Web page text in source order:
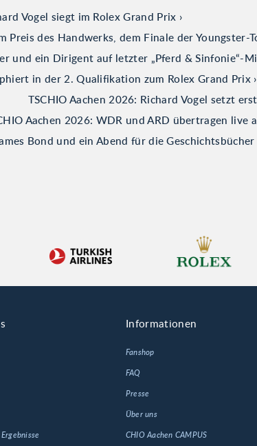
Vogel siegt im Rolex Grand Prix
Preis des Handwerks, dem Finale der Youngster-
und ein Dirigent auf letzter „Pferd & Sinfonie“-
in der 2. Qualifikation zum Rolex Grand Prix
TSCHIO Aachen 2026: Richard Vogel setzt
Aachen 2026: WDR und ARD übertragen live
Bond und ein Abend für die Geschichtsbücher
Informationen
Fanshop
FAQ
Presse
Über uns
CHIO Aachen CAMPUS